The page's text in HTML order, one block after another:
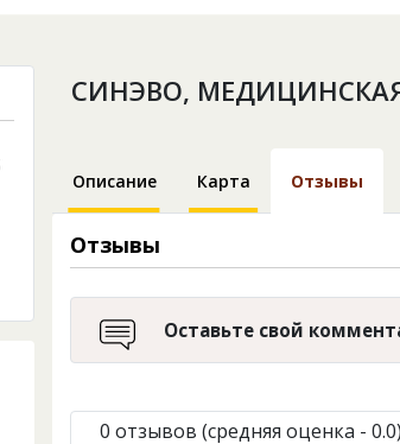
СИНЭВО,
Описание Карта Отзывы
Отзывы
Оставьте свой
0 отзывов (средняя оценка - 0.0)